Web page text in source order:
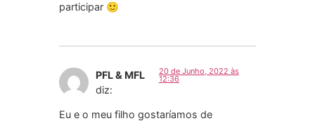
participar 🙂
PFL & MFL
diz:
20 de Junho, 2022 às
12:36
Eu e o meu filho gostaríamos de